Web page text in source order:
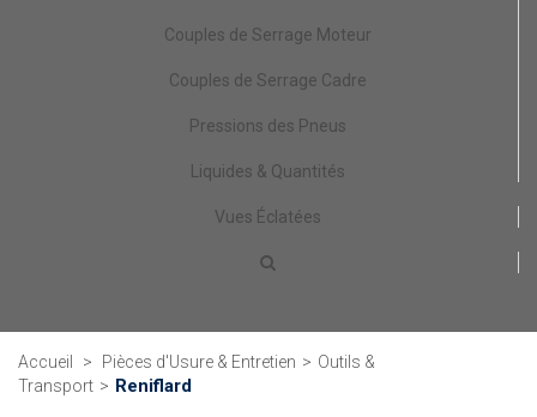
Couples de Serrage Moteur
Couples de Serrage Cadre
Pressions des Pneus
Liquides & Quantités
Vues Éclatées
Accueil > Pièces d'Usure & Entretien > Outils &
Transport > Reniflard